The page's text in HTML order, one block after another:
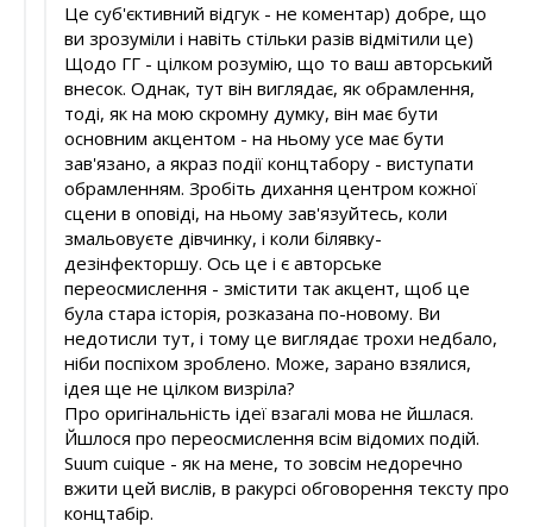
Це суб'єктивний відгук - не коментар) добре, що
ви зрозуміли і навіть стільки разів відмітили це)
Щодо ГГ - цілком розумію, що то ваш авторський
внесок. Однак, тут він виглядає, як обрамлення,
тоді, як на мою скромну думку, він має бути
основним акцентом - на ньому усе має бути
зав'язано, а якраз події концтабору - виступати
обрамленням. Зробіть дихання центром кожної
сцени в оповіді, на ньому зав'язуйтесь, коли
змальовуєте дівчинку, і коли білявку-
дезінфекторшу. Ось це і є авторське
переосмислення - змістити так акцент, щоб це
була стара історія, розказана по-новому. Ви
недотисли тут, і тому це виглядає трохи недбало,
ніби поспіхом зроблено. Може, зарано взялися,
ідея ще не цілком визріла?
Про оригінальність ідеї взагалі мова не йшлася.
Йшлося про переосмислення всім відомих подій.
Suum cuique - як на мене, то зовсім недоречно
вжити цей вислів, в ракурсі обговорення тексту про
концтабір.